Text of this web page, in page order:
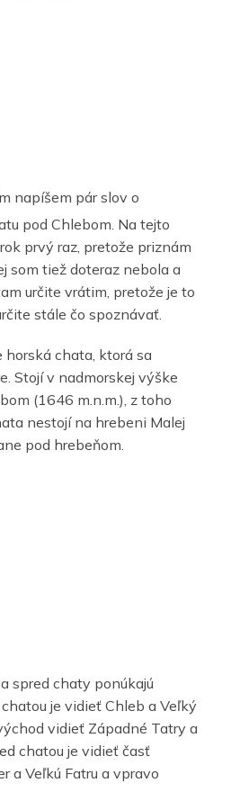
napíšem pár slov o
pod Chlebom. Na tejto
prvý raz, pretože priznám
som tiež doteraz nebola a
určite vrátim, pretože je to
stále čo spoznávať.
horská chata, ktorá sa
Stojí v nadmorskej výške
(1646 m.n.m.), z toho
nestojí na hrebeni Malej
pod hrebeňom.
spred chaty ponúkajú
je vidieť Chleb a Veľký
vidieť Západné Tatry a
chatou je vidieť časť
a Veľkú Fatru a vpravo